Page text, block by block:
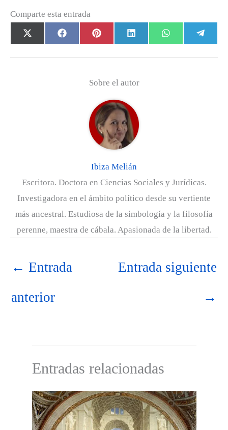
Comparte esta entrada
Compartir
en
X
(
Compartir
en
F
a
Compartir
en
P
i
t
e
r
e
s
Compartir
en
L
i
k
d
I
n
Compartir
en
W
h
en
T
e
Sobre el autor
Ibiza Melián
Escritora. Doctora en Ciencias Sociales y Jurídicas.
Investigadora en el ámbito político desde su vertiente
más ancestral. Estudiosa de la simbología y la filosofía
perenne, maestra de cábala. Apasionada de la libertad.
← Entrada
anterior
Entrada siguiente
→
Entradas relacionadas